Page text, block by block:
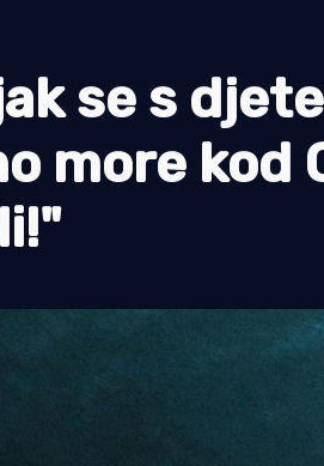
se s
more kod